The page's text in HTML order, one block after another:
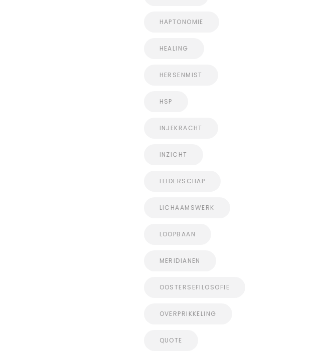
HAPTONOMIE
HEALING
HERSENMIST
HSP
INJEKRACHT
INZICHT
LEIDERSCHAP
LICHAAMSWERK
LOOPBAAN
MERIDIANEN
OOSTERSEFILOSOFIE
OVERPRIKKELING
QUOTE